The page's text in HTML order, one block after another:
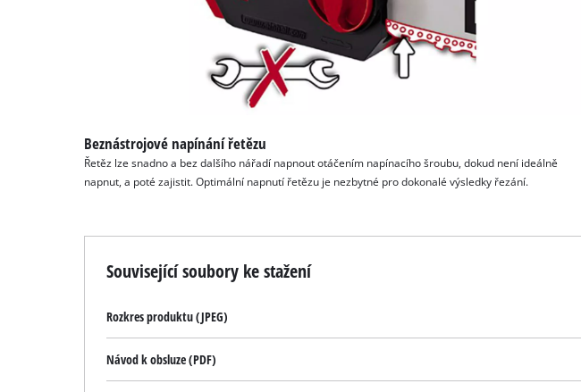
Beznástrojové napínání řetězu
Řetěz lze snadno a bez dalšího nářadí napnout otáčením napínacího šroubu, dokud není ideálně
napnut, a poté zajistit. Optimální napnutí řetězu je nezbytné pro dokonalé výsledky řezání.
Související soubory ke stažení
Rozkres produktu (JPEG)
Návod k obsluze (PDF)